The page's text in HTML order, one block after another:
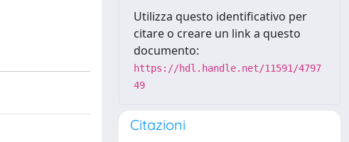
Utilizza questo identificativo per
citare o creare un link a questo
documento:
https://hdl.handle.net/11591/4797
49
Citazioni